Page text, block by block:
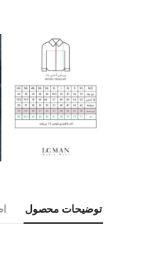
توضیحات محصول